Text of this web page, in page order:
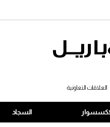
العلاقات التعاونية
السجاد